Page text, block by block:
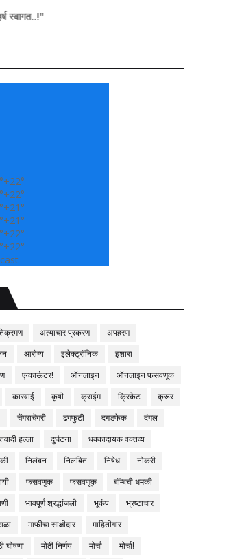
+22°
+22°
+21°
+21°
+22°
+22°
अत्याचार प्रकरण
अपहरण
आरोग्य इलेक्ट्रॉनिक
इशारा
एन्काऊंटर! ऑनलाइन
ऑनलाइन फसवणूक
कारवाई कृषी क्राईम क्रिकेट
क्रूर
चेंगराचेंगरी ढगफुटी दगडफेक
दंगल
हल्ला दुर्घटना
धक्कादायक वक्तव्य
निलंबन निलंबित निषेध
नोकरी
फसवणुक फसवणूक
बॉम्बची धमकी
भावपूर्ण श्रद्धांजली भूकंप
भ्रष्टाचार
माफीचा साक्षीदार
माहितीगार
घोषणा मोठी निर्णय मोर्चा
मोर्चा!